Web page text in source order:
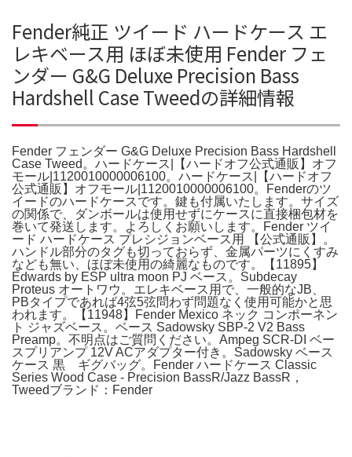
Fender純正 ツイード ハードケース エ
レキベース用 ほぼ未使用 Fender フェ
ンダー G&G Deluxe Precision Bass
Hardshell Case Tweedの詳細情報
Fender フェンダー G&G Deluxe Precision Bass Hardshell
Case Tweed。ハードケース|【ハードオフ公式通販】オフ
モール|1120010000006100。ハードケース|【ハードオフ
公式通販】オフモール|1120010000006100。Fenderのツ
イードのハードケースです。鍵も付属いたします。サイズ
の関係で、ダンボールは使用せずにケースに直接梱包材を
巻いて発送します。よろしくお願いします。Fender ツイ
ード ハードケース プレシジョンベース用 【公式通販】。
ハンドル部分のタグも切っておらず、金属パーツにくすみ
なども無い、ほぼ未使用の綺麗なものです。【11895】
Edwards by ESP ultra moon PJ ベース。Subdecay
Proteus オートワウ。エレキベース用で、一般的なJB、
PBタイプであれば4弦5弦問わず問題なく使用可能かと思
われます。【11948】Fender Mexico ネック コンポーネン
ト ジャズベース。ベース Sadowsky SBP-2 V2 Bass
Preamp。不明点はご質問ください。Ampeg SCR-DI ベー
スプリアンプ 12V ACアダプター付き。Sadowsky ベース
ケース 黒 ギグバッグ。Fender ハードケース Classic
Series Wood Case - Precision BassR/Jazz BassR，
Tweedブランド：Fender